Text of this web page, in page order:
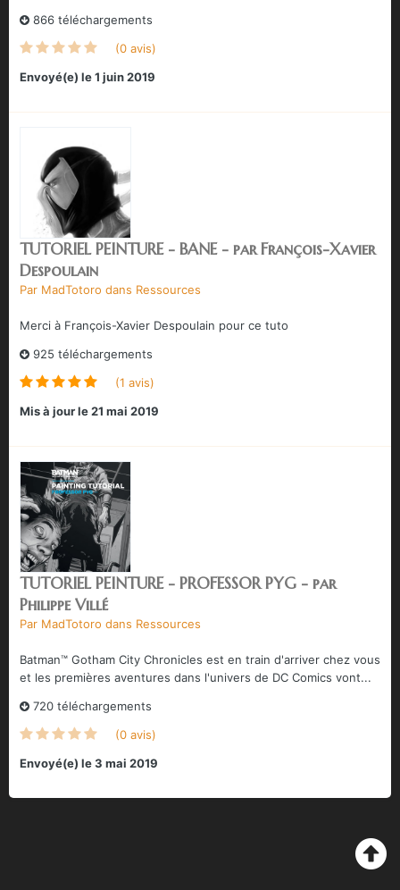
866 téléchargements
(0 avis)
Envoyé(e) le 1 juin 2019
TUTORIEL PEINTURE - BANE - par François-Xavier
Despoulain
Par MadTotoro dans Ressources
Merci à François-Xavier Despoulain pour ce tuto
925 téléchargements
(1 avis)
Mis à jourle 21 mai 2019
TUTORIEL PEINTURE - PROFESSOR PYG - par
Philippe Villé
Par MadTotoro dans Ressources
Batman™ Gotham City Chronicles est en train d'arriver chez vous
et les premières aventures dans l'univers de DC Comics vont...
720 téléchargements
(0 avis)
Envoyé(e) le 3 mai 2019